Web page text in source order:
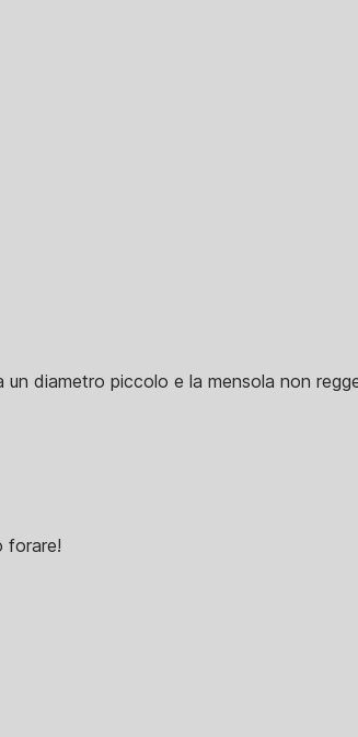
diametro piccolo e la mensola non
forare!